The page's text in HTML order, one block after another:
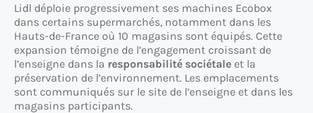
Lidl déploie progressivement ses machines Ecobox
dans certains supermarchés, notamment dans les
Hauts-de-France où 10 magasins sont équipés. Cette
expansion témoigne de l’engagement croissant de
l’enseigne dans la responsabilité sociétale et la
préservation de l’environnement. Les emplacements
sont communiqués sur le site de l’enseigne et dans les
magasins participants.